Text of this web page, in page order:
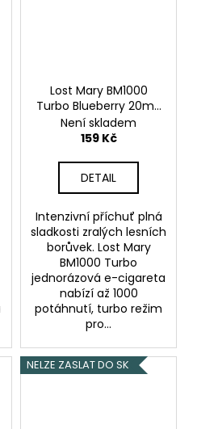
Lost Mary BM1000
Turbo Blueberry 20mg
Borůvka
Není skladem
159 Kč
DETAIL
Intenzivní příchuť plná
sladkosti zralých lesních
borůvek. Lost Mary
BM1000 Turbo
jednorázová e-cigareta
nabízí až 1000
potáhnutí, turbo režim
pro...
NELZE ZASLAT DO SK